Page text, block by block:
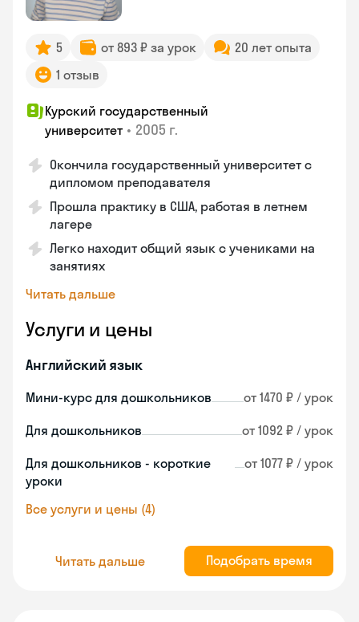
5 от 893 ₽ за урок
20 лет опыта
1 отзыв
Курский государственный
университет • 2005 г.
Окончила государственный университет с
дипломом преподавателя
Прошла практику в США, работая в летнем
лагере
Легко находит общий язык с учениками на
занятиях
Читать дальше
Услуги и цены
Английский язык
Мини-курс для дошкольников от 1470 ₽ / урок
Для дошкольников от 1092 ₽ / урок
Для дошкольников - короткие
уроки
от 1077 ₽ / урок
Все услуги и цены (4)
Читать дальше Подобрать время